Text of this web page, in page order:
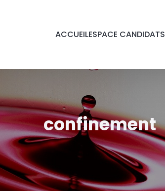
ACCUEILESPACE CANDIDATS
confinement